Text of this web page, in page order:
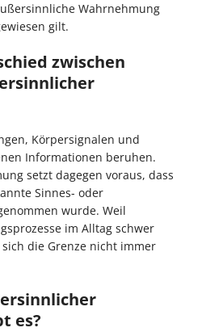
Wahrnehmung
gilt.
zwischen
Körpersignalen und
Informationen beruhen.
setzt dagegen voraus, dass
Sinnes- oder
wurde. Weil
im Alltag schwer
die Grenze nicht immer
es?